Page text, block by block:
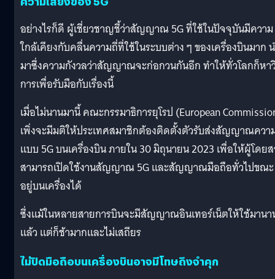
อย่างไรก็ดี ผู้เชี่ยวชาญชี้ว่าสัญญาณ 5G ที่ใช้ในปัจจุบันมีความ
ใกล้เคียงกับคลื่นความถี่ที่ใช้ในระบบต่าง ๆ ของเครื่องบินมาก
มาซึ่งความกังวลว่าสัญญาณจะก่อกวนกันอีก ทำให้ทั่วโลกก็หา
การเพื่อรับมือกับเรื่องนี้
เมื่อไม่นานมานี้ คณะกรรมาธิการยุโรป (European
เพิ่งจะมีมติให้ประเทศสมาชิกต้องติดตั้งตัวรับส่งสัญญาณควา
แบบ 5G บนเครื่องบิน ภายใน 30 มิถุนายน 2023 เพื่อให้ผู้โดย
สามารถเปิดใช้งานสัญญาณ 5G และสัญญาณมือถือทั่วไปขณะ
อยู่บนเครื่องได้
ซึ่งแม้ในหลายสายการบินจะมีสัญญาณอินเทอร์เน็ตให้ใช้มาน
แล้ว แต่ก็ช้ามากและไม่เสถียร
ไม่ปิดมือถือบนเครื่องบินอาจมีโทษถึงจำคุก